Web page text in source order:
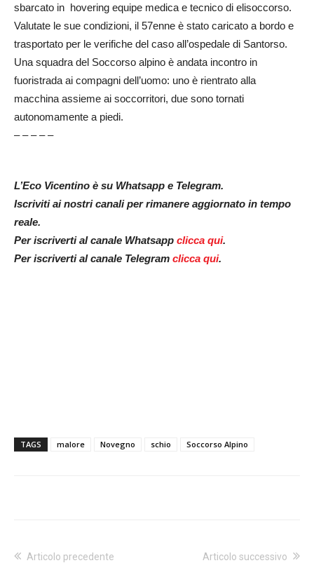
sbarcato in hovering equipe medica e tecnico di elisoccorso.
Valutate le sue condizioni, il 57enne è stato caricato a bordo e
trasportato per le verifiche del caso all’ospedale di Santorso.
Una squadra del Soccorso alpino è andata incontro in
fuoristrada ai compagni dell’uomo: uno è rientrato alla
macchina assieme ai soccorritori, due sono tornati
autonomamente a piedi.
– – – – –
L’Eco Vicentino è su Whatsapp e Telegram.
Iscriviti ai nostri canali per rimanere aggiornato in tempo
reale.
Per iscriverti al canale Whatsapp clicca qui.
Per iscriverti al canale Telegram clicca qui.
TAGS malore Novegno schio Soccorso Alpino
Articolo precedente Articolo successivo